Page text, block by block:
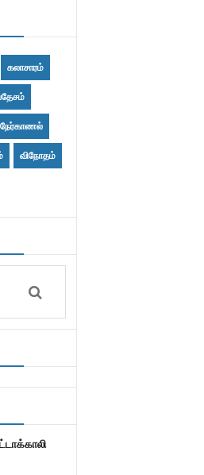
கலாசாரம்
நேர்காணல்
விநோதம்